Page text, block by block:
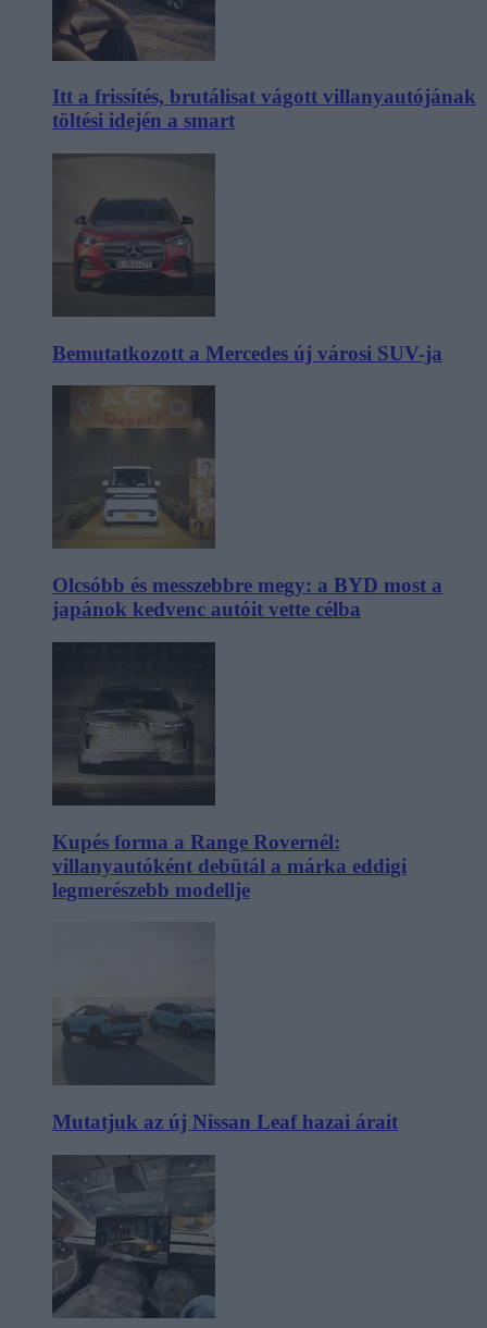
Itt a frissítés, brutálisat vágott villanyautójának
töltési idején a smart
Bemutatkozott a Mercedes új városi SUV-ja
Olcsóbb és messzebbre megy: a BYD most a
japánok kedvenc autóit vette célba
Kupés forma a Range Rovernél:
villanyautóként debütál a márka eddigi
legmerészebb modellje
Mutatjuk az új Nissan Leaf hazai árait